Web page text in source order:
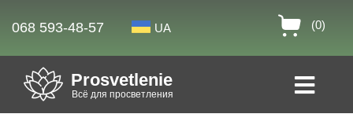
068 593-48-57 UA (0)
Prosvetlenie
Всё для просветления